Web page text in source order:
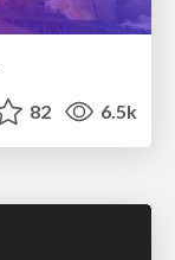
82 6.5k